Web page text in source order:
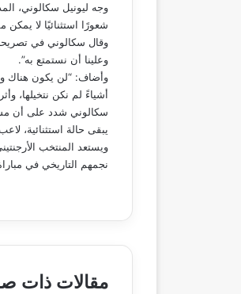
وجه ليونيل سكالوني،
شعورًا استثنائيًا لا يمكن
وقال سكالوني في
وعلينا أن نستمتع به”.
وأضاف: “لن يكون هناك
أشياءً لم نكن نتخيلها،
سكالوني شدد على أن
يبقى حالة استثنائية،
نجمهم التاريخي في
مقالات ذات